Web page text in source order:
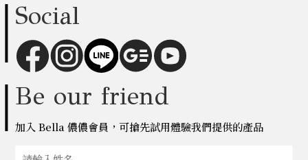
Social
Be our friend
加入 Bella 儂儂會員，可搶先試用體驗我們提供的產品